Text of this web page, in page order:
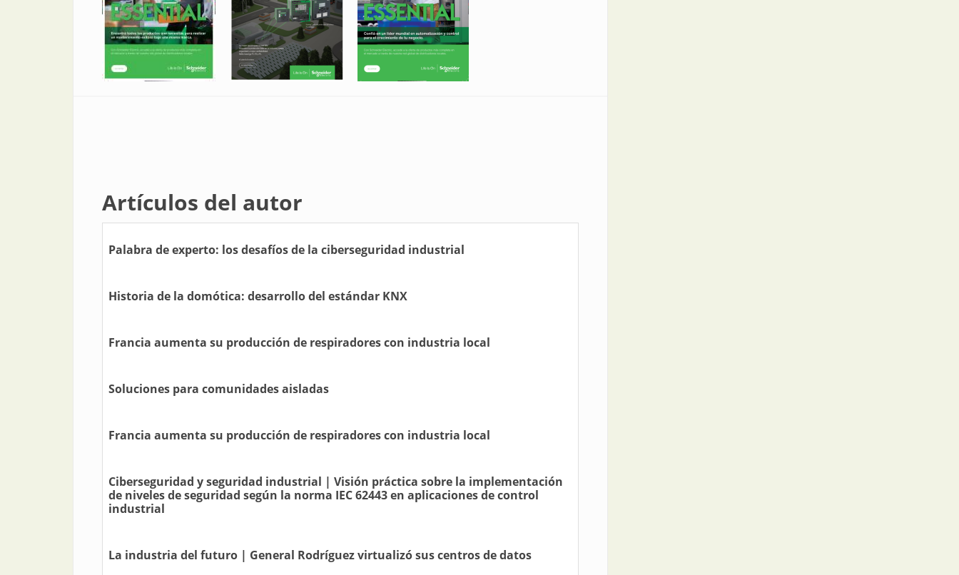
Artículos del autor
Palabra de experto: los desafíos de la ciberseguridad industrial
Historia de la domótica: desarrollo del estándar KNX
Francia aumenta su producción de respiradores con industria local
Soluciones para comunidades aisladas
Francia aumenta su producción de respiradores con industria local
Ciberseguridad y seguridad industrial | Visión práctica sobre la implementación
de niveles de seguridad según la norma IEC 62443 en aplicaciones de control
industrial
La industria del futuro | General Rodríguez virtualizó sus centros de datos